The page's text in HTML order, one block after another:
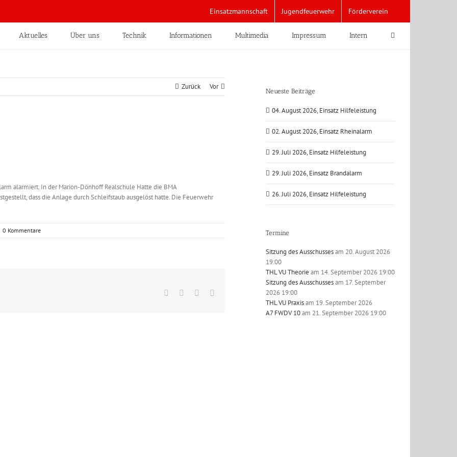
Einsatzmannschaft Jugendfeuerwehr Förderverein
Aktuelles Über uns Technik Informationen Multimedia Impressum Intern
Zurück Vor
alarmiert. In der Marion-Dönhoff Realschule Hatte die BMA
dass die Anlage durch Schleifstaub ausgelöst hatte. Die Feuerwehr
0 Kommentare
Facebook
Neueste Beiträge
04. August 2026, Einsatz Hilfeleistung
02. August 2026, Einsatz Rheinalarm
29. Juli 2026, Einsatz Hilfeleistung
29. Juli 2026, Einsatz Brandalarm
26. Juli 2026, Einsatz Hilfeleistung
Termine
Sitzung des Ausschussesam 20. August 2026
19:00
THL VU Theorie am 14. September 2026 19:00
Sitzung des Ausschussesam 17. September
2026 19:00
THL VU Praxisam 19. September 2026
A7 FWDV 10am 21. September 2026 19:00